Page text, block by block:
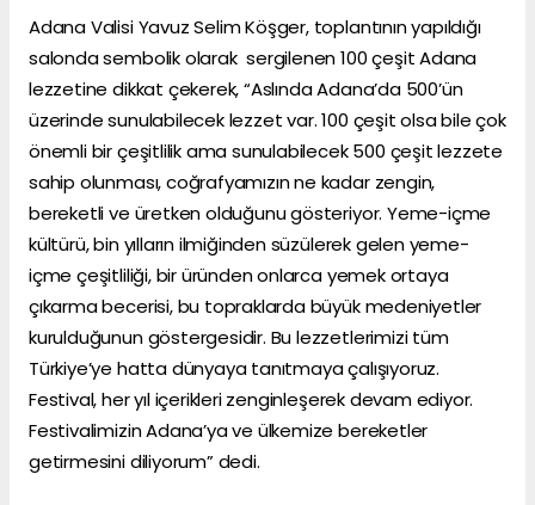
Adana Valisi Yavuz Selim Köşger, toplantının yapıldığı
salonda sembolik olarak sergilenen 100 çeşit Adana
lezzetine dikkat çekerek, “Aslında Adana’da 500’ün
üzerinde sunulabilecek lezzet var. 100 çeşit olsa bile çok
önemli bir çeşitlilik ama sunulabilecek 500 çeşit lezzete
sahip olunması, coğrafyamızın ne kadar zengin,
bereketli ve üretken olduğunu gösteriyor. Yeme-içme
kültürü, bin yılların ilmiğinden süzülerek gelen yeme-
içme çeşitliliği, bir üründen onlarca yemek ortaya
çıkarma becerisi, bu topraklarda büyük medeniyetler
kurulduğunun göstergesidir. Bu lezzetlerimizi tüm
Türkiye’ye hatta dünyaya tanıtmaya çalışıyoruz.
Festival, her yıl içerikleri zenginleşerek devam ediyor.
Festivalimizin Adana’ya ve ülkemize bereketler
getirmesini diliyorum” dedi.